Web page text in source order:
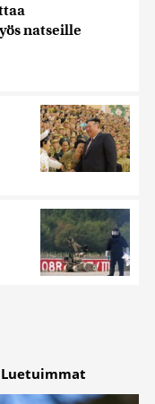
natseille
Luetuimmat